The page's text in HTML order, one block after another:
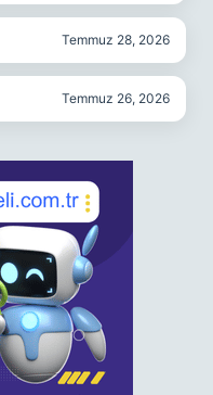
Temmuz 28, 2026
Temmuz 26, 2026